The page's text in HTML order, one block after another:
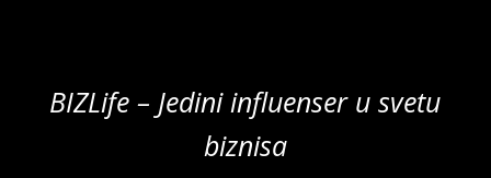
BIZLife – Jedini influenser u svetu
biznisa